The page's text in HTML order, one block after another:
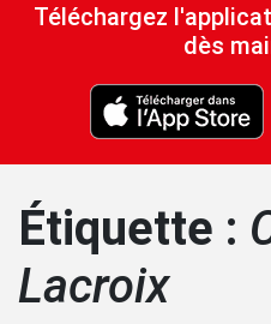
Téléchargez
dès
Étiquette :
Lacroix